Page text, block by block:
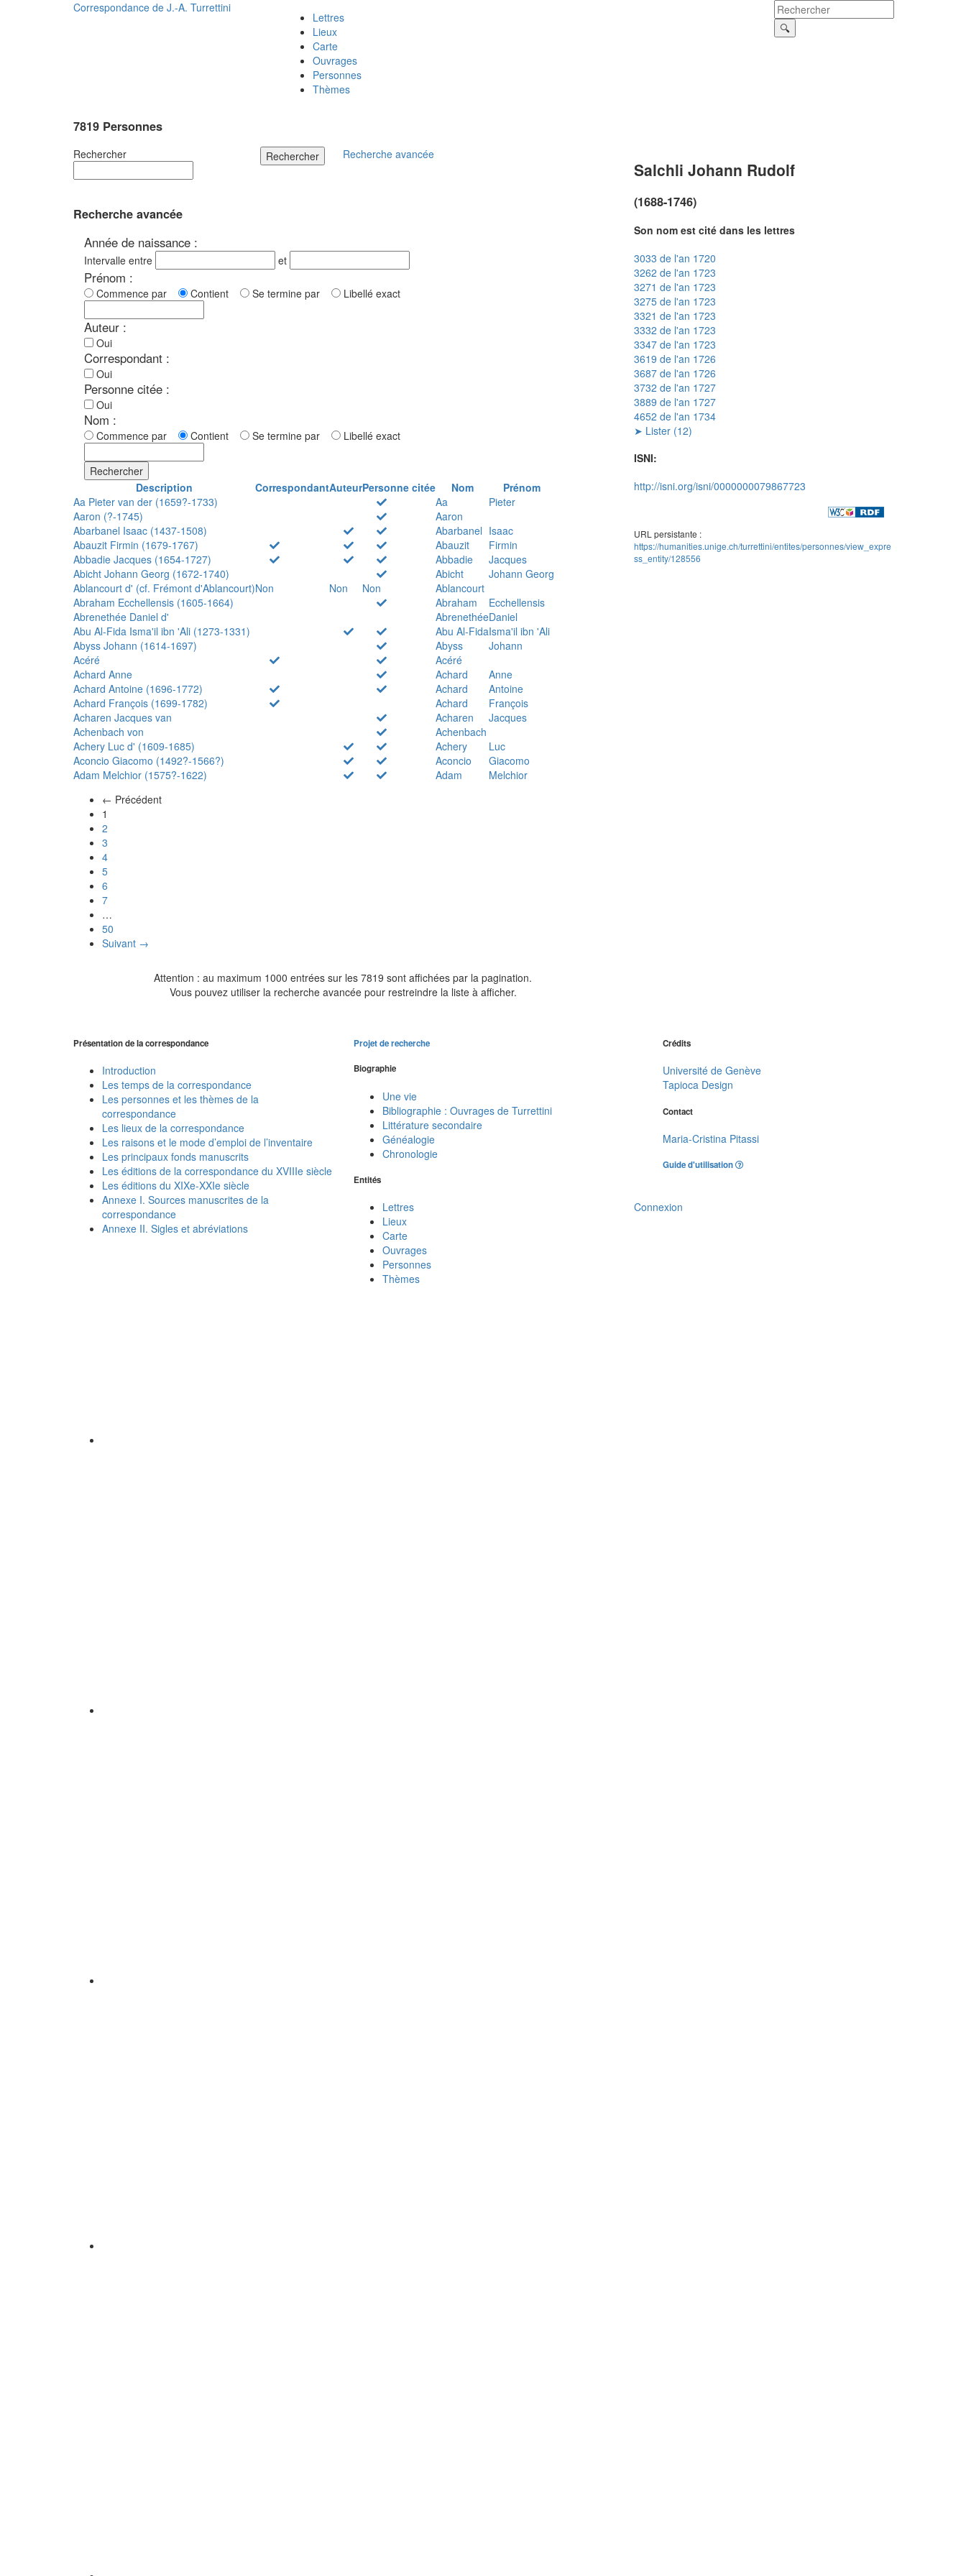
Correspondance de J.-A. Turrettini
Lettres
Lieux
Carte
Ouvrages
Personnes
Thèmes
7819 Personnes
Rechercher Rechercher Recherche avancée
Recherche avancée
Année de naissance :
Intervalle entre et
Prénom :
Commence par Contient Se termine par Libellé exact
Auteur :
Oui
Correspondant :
Oui
Personne citée :
Oui
Nom :
Commence par Contient Se termine par Libellé exact
Rechercher
Description
CorrespondantAuteurPersonne citée Nom
Prénom
Aa Pieter van der (1659?-1733)
Aa
Pieter
Aaron (?-1745)
Aaron
Abarbanel Isaac (1437-1508)
Abarbanel Isaac
Abauzit Firmin (1679-1767)
Abauzit
Firmin
Abbadie Jacques (1654-1727)
Abbadie
Jacques
Abicht Johann Georg (1672-1740)
Abicht
Johann Georg
Ablancourt d' (cf. Frémont d'Ablancourt)Non Non Non
Ablancourt
Abraham Ecchellensis (1605-1664)
Abraham
Ecchellensis
Abrenethée Daniel d'
AbrenethéeDaniel
Abu Al-Fida Isma'il ibn 'Ali (1273-1331)
Abu Al-FidaIsma'il ibn 'Ali
Abyss Johann (1614-1697)
Abyss
Johann
Acéré
Acéré
Achard Anne
Achard
Anne
Achard Antoine (1696-1772)
Achard
Antoine
Achard François (1699-1782)
Achard
François
Acharen Jacques van
Acharen
Jacques
Achenbach von
Achenbach
Achery Luc d' (1609-1685)
Achery
Luc
Aconcio Giacomo (1492?-1566?)
Aconcio
Giacomo
Adam Melchior (1575?-1622)
Adam
Melchior
← Précédent
1
2
3
4
5
6
7
…
50
Suivant →
Attention : au maximum 1000 entrées sur les 7819 sont affichées par la pagination.
Vous pouvez utiliser la recherche avancée pour restreindre la liste à afficher.
Salchli Johann Rudolf
(1688-1746)
Son nom est cité dans les lettres
3033 de l'an 1720
3262 de l'an 1723
3271 de l'an 1723
3275 de l'an 1723
3321 de l'an 1723
3332 de l'an 1723
3347 de l'an 1723
3619 de l'an 1726
3687 de l'an 1726
3732 de l'an 1727
3889 de l'an 1727
4652 de l'an 1734
➤ Lister (12)
ISNI:
http://isni.org/isni/0000000079867723
URL persistante :
https://humanities.unige.ch/turrettini/entites/personnes/view_expre
ss_entity/128556
Présentation de la correspondance
Introduction
Les temps de la correspondance
Les personnes et les thèmes de la
correspondance
Les lieux de la correspondance
Les raisons et le mode d’emploi de l’inventaire
Les principaux fonds manuscrits
Les éditions de la correspondance du XVIIIe siècle
Les éditions du XIXe-XXIe siècle
Annexe I. Sources manuscrites de la
correspondance
Annexe II. Sigles et abréviations
Projet de recherche
Biographie
Une vie
Bibliographie : Ouvrages de Turrettini
Littérature secondaire
Généalogie
Chronologie
Entités
Lettres
Lieux
Carte
Ouvrages
Personnes
Thèmes
Crédits
Université de Genève
Tapioca Design
Contact
Maria-Cristina Pitassi
Guide d'utilisation
Connexion